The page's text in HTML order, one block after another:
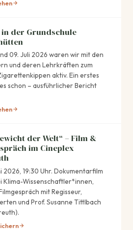
der Grundschule
09. Juli 2026 waren wir mit den
und deren Lehrkräften zum
aktiv. Ein erstes
schon – ausführlicher Bericht
der Welt“ – Film &
im Cineplex
2026, 19:30 Uhr. Dokumentarfilm
Klima-Wissenschaftler*innen,
mit Regisseur,
und Prof. Susanne Tittlbach